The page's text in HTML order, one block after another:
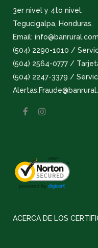
3er nivel y 4to nivel.
Tegucigalpa, Honduras.
Email:
(504) 2290-1010 /
(504) 2564-0777 /
(504) 2247-3379 /
ACERCA DE LOS